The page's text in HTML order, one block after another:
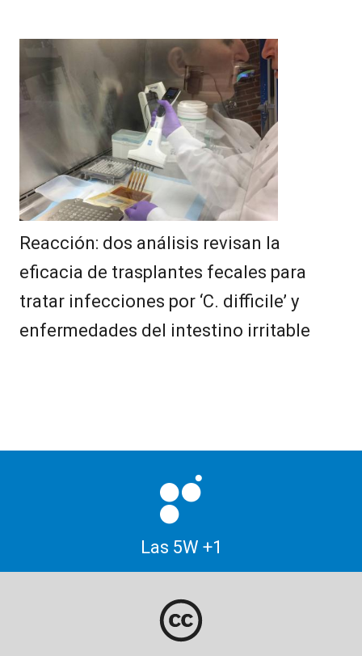
Reacción: dos análisis revisan la
eficacia de trasplantes fecales para
tratar infecciones por ‘C. difficile’ y
enfermedades del intestino irritable
Las 5W +1